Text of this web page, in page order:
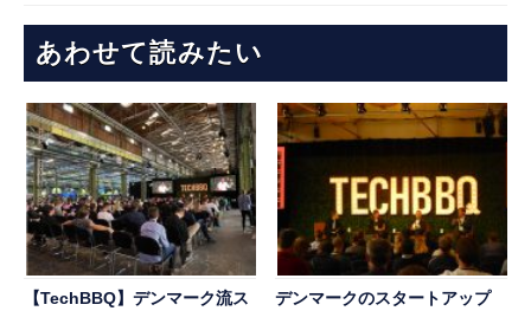
あわせて読みたい
【TechBBQ】デンマーク流ス
デンマークのスタートアップ